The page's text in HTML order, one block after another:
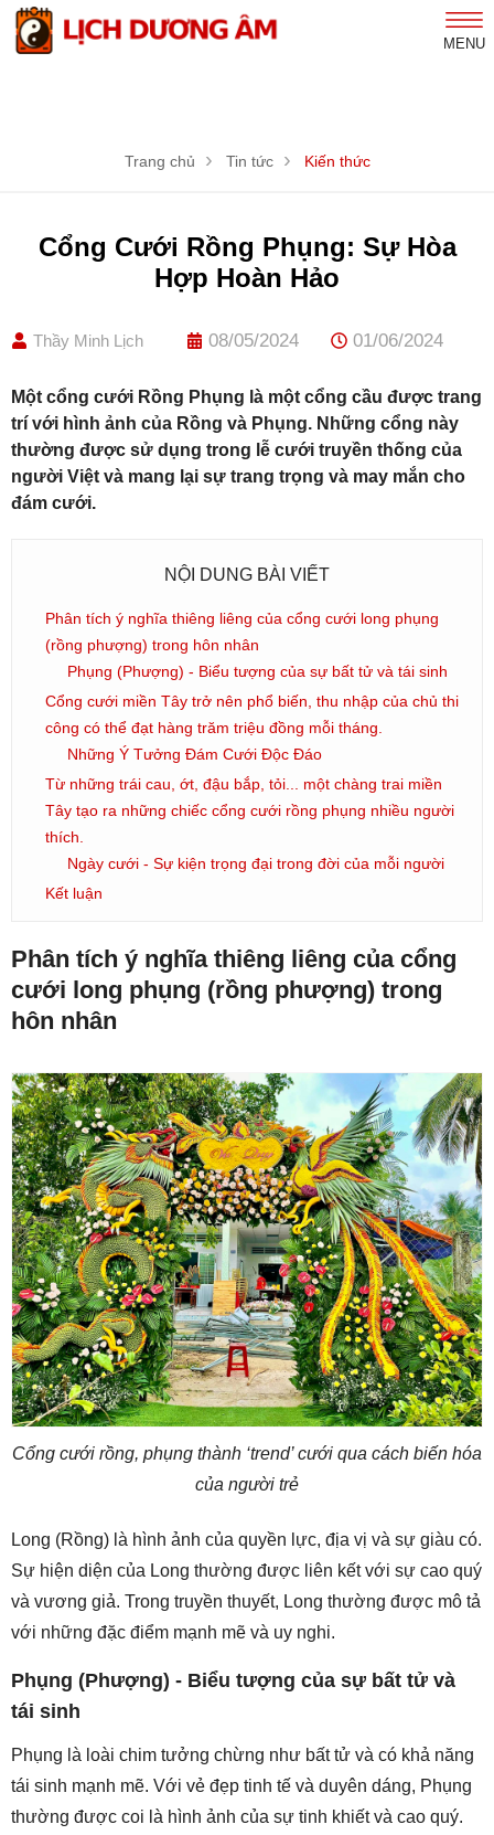
MENU
Trang chủ Tin tức Kiến thức
Cổng Cưới Rồng Phụng: Sự Hòa
Hợp Hoàn Hảo
Thầy Minh Lịch 08/05/2024 01/06/2024
Một cổng cưới Rồng Phụng là một cổng cầu được trang
trí với hình ảnh của Rồng và Phụng. Những cổng này
thường được sử dụng trong lễ cưới truyền thống của
người Việt và mang lại sự trang trọng và may mắn cho
đám cưới.
NỘI DUNG BÀI VIẾT
Phân tích ý nghĩa thiêng liêng của cổng cưới long phụng
(rồng phượng) trong hôn nhân
Phụng (Phượng) - Biểu tượng của sự bất tử và tái sinh
Cổng cưới miền Tây trở nên phổ biến, thu nhập của chủ thi
công có thể đạt hàng trăm triệu đồng mỗi tháng.
Những Ý Tưởng Đám Cưới Độc Đáo
Từ những trái cau, ớt, đậu bắp, tỏi... một chàng trai miền
Tây tạo ra những chiếc cổng cưới rồng phụng nhiều người
thích.
Ngày cưới - Sự kiện trọng đại trong đời của mỗi người
Kết luận
Phân tích ý nghĩa thiêng liêng của cổng
cưới long phụng (rồng phượng) trong
hôn nhân
Cổng cưới rồng, phụng thành ‘trend’ cưới qua cách biến hóa
của người trẻ
Long (Rồng) là hình ảnh của quyền lực, địa vị và sự giàu có.
Sự hiện diện của Long thường được liên kết với sự cao quý
và vương giả. Trong truyền thuyết, Long thường được mô tả
với những đặc điểm mạnh mẽ và uy nghi.
Phụng (Phượng) - Biểu tượng của sự bất tử và
tái sinh
Phụng là loài chim tưởng chừng như bất tử và có khả năng
tái sinh mạnh mẽ. Với vẻ đẹp tinh tế và duyên dáng, Phụng
thường được coi là hình ảnh của sự tinh khiết và cao quý.